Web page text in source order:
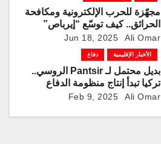
مجهّزة للحرب الإلكترونية ومكافحة
الحرائق.. كيف توسّع “إيرباص”
المدى الطويل؟
Jun 18, 2025 Ali Omar
الأخبار الإقليمية دفاع
بديل محتمل لـ Pantsir الروسي..
تركيا تبدأ إنتاج منظومة الدفاع
الجوي Gürz
Feb 9, 2025 Ali Omar